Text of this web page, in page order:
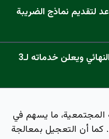
لتقديم نماذج الضريبة
عاجل: القناة تنطلق... مركز أورام الجامعة يحصل على الاعتماد النهائي ويعلن خدماته لـ3
المجتمعية، ما يسهم في
كما أن التعجيل بمعالجة